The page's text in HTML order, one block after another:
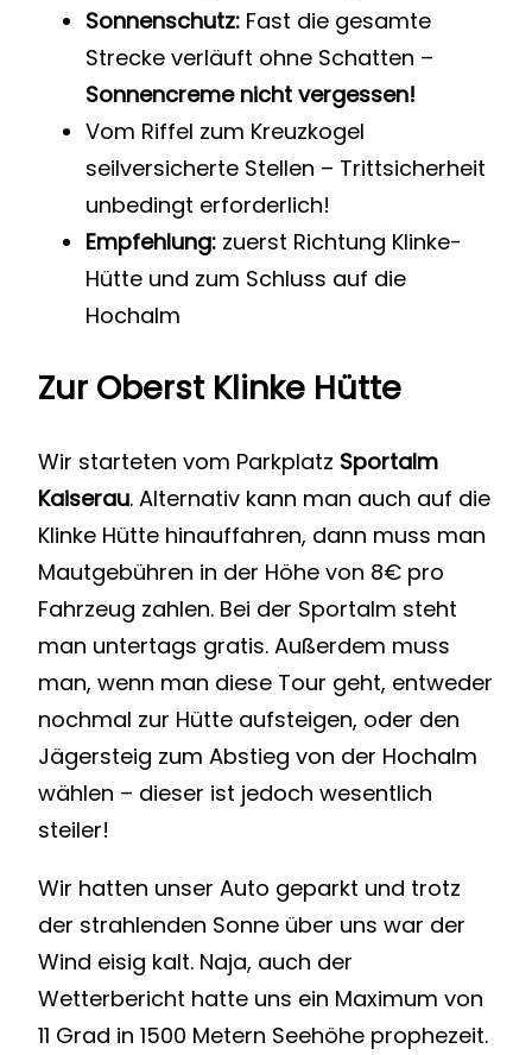
Sonnenschutz: Fast die gesamte
Strecke verläuft ohne Schatten –
Sonnencreme nicht vergessen!
Vom Riffel zum Kreuzkogel
seilversicherte Stellen – Trittsicherheit
unbedingt erforderlich!
Empfehlung: zuerst Richtung Klinke-
Hütte und zum Schluss auf die
Hochalm
Zur Oberst Klinke Hütte
Wir starteten vom Parkplatz Sportalm
Kaiserau. Alternativ kann man auch auf die
Klinke Hütte hinauffahren, dann muss man
Mautgebühren in der Höhe von 8€ pro
Fahrzeug zahlen. Bei der Sportalm steht
man untertags gratis. Außerdem muss
man, wenn man diese Tour geht, entweder
nochmal zur Hütte aufsteigen, oder den
Jägersteig zum Abstieg von der Hochalm
wählen – dieser ist jedoch wesentlich
steiler!
Wir hatten unser Auto geparkt und trotz
der strahlenden Sonne über uns war der
Wind eisig kalt. Naja, auch der
Wetterbericht hatte uns ein Maximum von
11 Grad in 1500 Metern Seehöhe prophezeit.